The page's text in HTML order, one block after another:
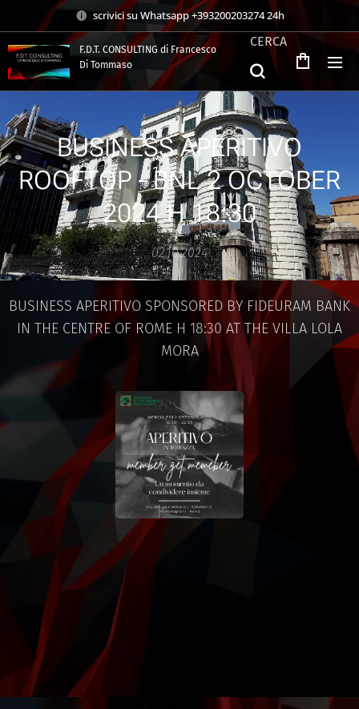
scrivici su Whatsapp +393200203274 24h
F.D.T. CONSULTING di Francesco
Di Tommaso
CERCA
BUSINESS APERITIVO
ROOFTOP - BNL 2 OCTOBER
2024 H 18:30
02.10.2024
BUSINESS APERITIVO SPONSORED BY FIDEURAM BANK
IN THE CENTRE OF ROME H 18:30 AT THE VILLA LOLA
MORA